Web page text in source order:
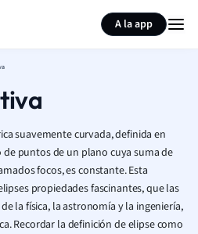
A la app
suavemente curvada, definida en
puntos de un plano cuya suma de
focos, es constante. Esta
propiedades fascinantes, que las
la física, la astronomía y la ingeniería,
Recordar la definición de elipse como
Resumir página